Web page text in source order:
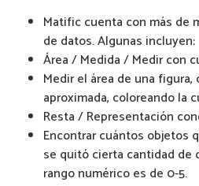
Matific cuenta con más de
de datos. Algunas incluyen:
Área / Medida / Medir con
Medir el área de una
aproximada, coloreando la
Resta / Representación
Encontrar cuántos objetos
se quitó cierta cantidad de
rango numérico es de 0-5.